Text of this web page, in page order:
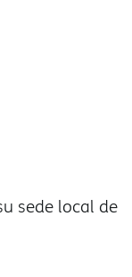
sede local de